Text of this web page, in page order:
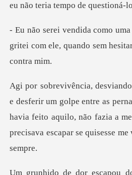
eu não teria tempo
gritei com ele, quando sem
re as
havia feito aquilo, não fazia a